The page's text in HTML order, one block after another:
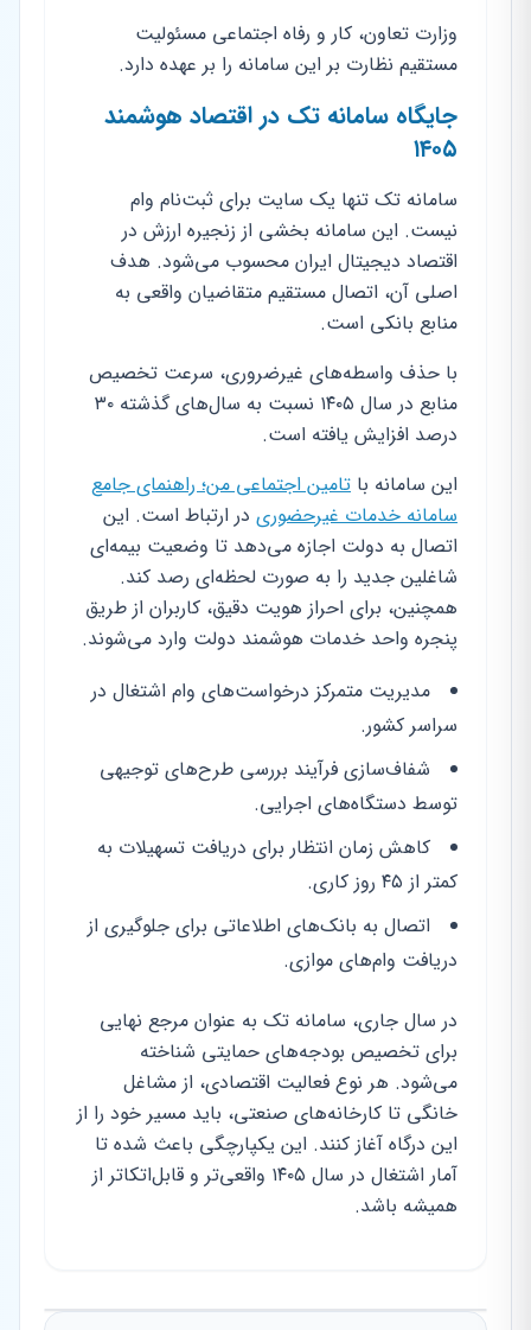
وزارت تعاون، کار و رفاه اجتماعی مسئولیت
مستقیم نظارت بر این سامانه را بر عهده دارد.
جایگاه سامانه تک در اقتصاد هوشمند
۱۴۰۵
سامانه تک تنها یک سایت برای ثبت‌نام وام
نیست. این سامانه بخشی از زنجیره ارزش در
اقتصاد دیجیتال ایران محسوب می‌شود. هدف
اصلی آن، اتصال مستقیم متقاضیان واقعی به
منابع بانکی است.
با حذف واسطه‌های غیرضروری، سرعت تخصیص
منابع در سال ۱۴۰۵ نسبت به سال‌های گذشته ۳۰
درصد افزایش یافته است.
این سامانه با تامین اجتماعی من؛ راهنمای جامع
سامانه خدمات غیرحضوری در ارتباط است. این
اتصال به دولت اجازه می‌دهد تا وضعیت بیمه‌ای
شاغلین جدید را به صورت لحظه‌ای رصد کند.
همچنین، برای احراز هویت دقیق، کاربران از طریق
پنجره واحد خدمات هوشمند دولت وارد می‌شوند.
مدیریت متمرکز درخواست‌های وام اشتغال در
سراسر کشور.
شفاف‌سازی فرآیند بررسی طرح‌های توجیهی
توسط دستگاه‌های اجرایی.
کاهش زمان انتظار برای دریافت تسهیلات به
کمتر از ۴۵ روز کاری.
اتصال به بانک‌های اطلاعاتی برای جلوگیری از
دریافت وام‌های موازی.
در سال جاری، سامانه تک به عنوان مرجع نهایی
برای تخصیص بودجه‌های حمایتی شناخته
می‌شود. هر نوع فعالیت اقتصادی، از مشاغل
خانگی تا کارخانه‌های صنعتی، باید مسیر خود را از
این درگاه آغاز کنند. این یکپارچگی باعث شده تا
آمار اشتغال در سال ۱۴۰۵ واقعی‌تر و قابل‌اتکاتر از
همیشه باشد.